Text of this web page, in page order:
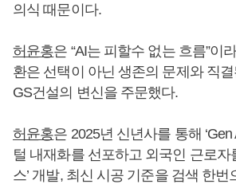
의식 때문이다.
허윤홍은 “AI는 피할수 없는 흐름”이
환은 선택이 아닌 생존의 문제와 직
GS건설의 변신을 주문했다.
허윤홍은 2025년 신년사를 통해 ‘Gen
털 내재화를 선포하고 외국인 근로자
스’ 개발, 최신 시공 기준을 검색 한번